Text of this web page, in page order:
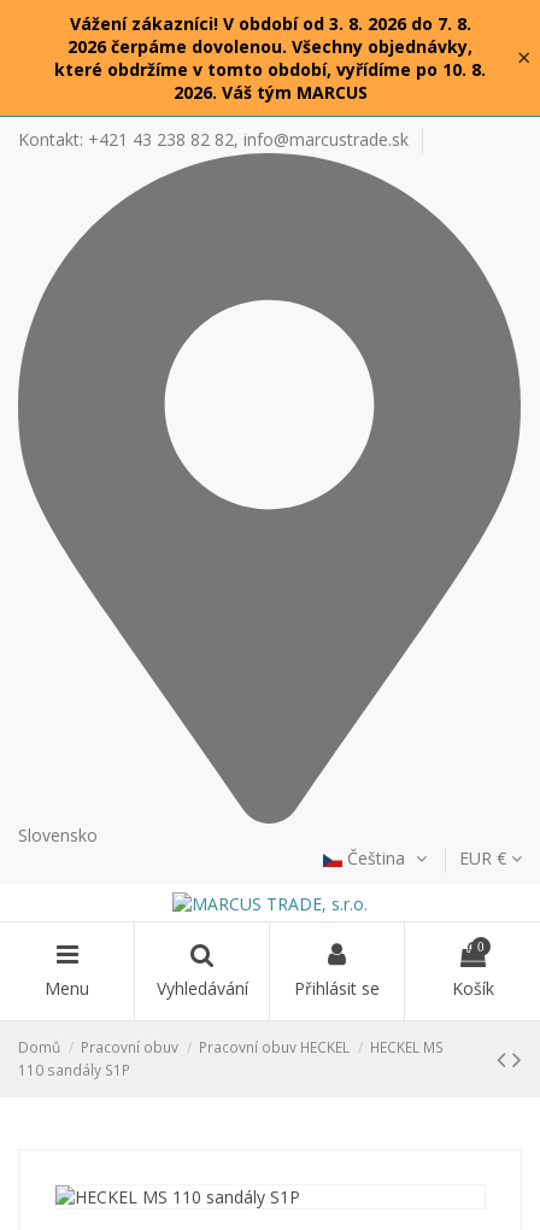
Vážení zákazníci! V období od 3. 8. 2026 do 7. 8.
2026 čerpáme dovolenou. Všechny objednávky,
které obdržíme v tomto období, vyřídíme po 10. 8.
2026. Váš tým MARCUS
×
Kontakt: +421 43 238 82 82, info@marcustrade.sk
Slovensko
Čeština
EUR €
Menu Vyhledávání Přihlásit se
0
Košík
Domů Pracovní obuv Pracovní obuv HECKEL
HECKEL MS
110 sandály S1P